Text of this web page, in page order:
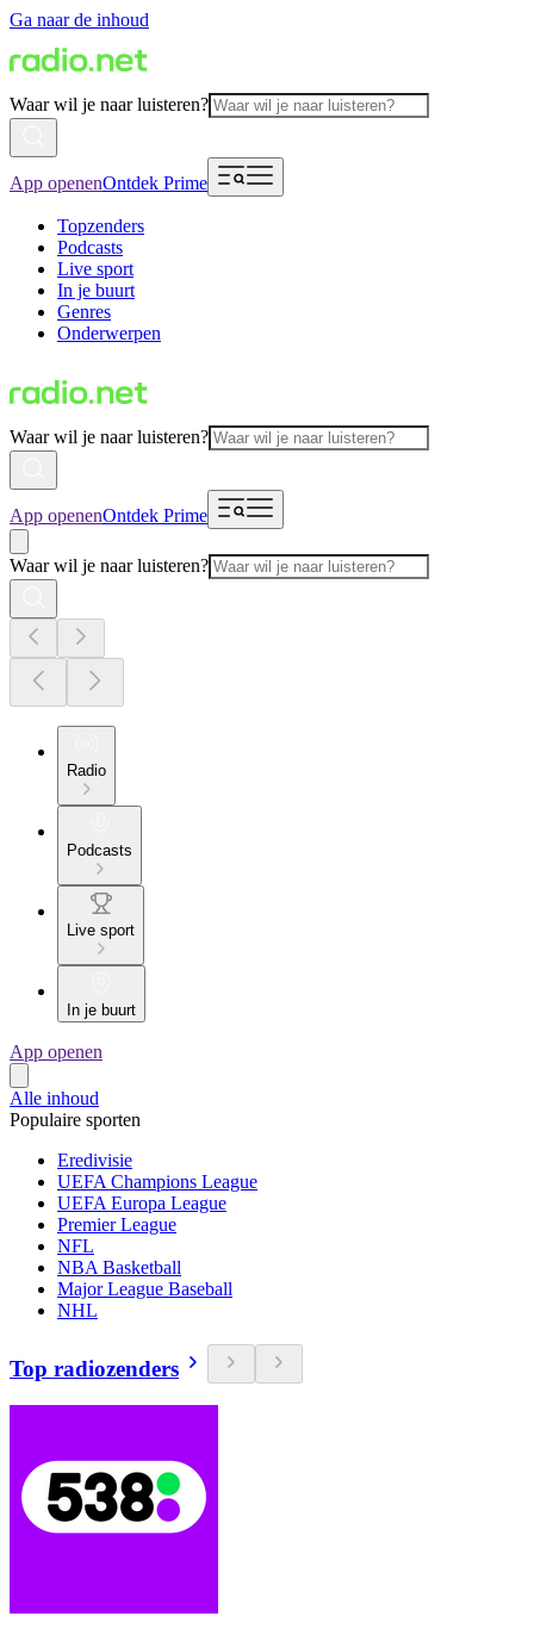
Ga naar de inhoud
Waar wil je naar luisteren?
App openenOntdek Prime
Topzenders
Podcasts
Live sport
In je buurt
Genres
Onderwerpen
Waar wil je naar luisteren?
App openenOntdek Prime
Waar wil je naar luisteren?
Radio
Podcasts
Live sport
In je buurt
App openen
Alle inhoud
Populaire sporten
Eredivisie
UEFA Champions League
UEFA Europa League
Premier League
NFL
NBA Basketball
Major League Baseball
NHL
Top radiozenders